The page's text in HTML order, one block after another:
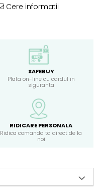
Cere informatii
SAFEBUY
Plata on-line cu cardul in
siguranta
RIDICARE PERSONALA
Ridica comanda ta direct de la
noi